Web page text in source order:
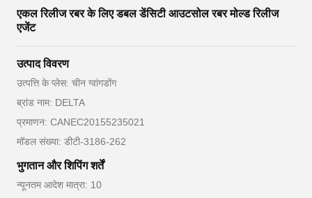
एकल रिलीज रबर के लिए डबल डेंसिटी आउटसोल रबर मोल्ड रिलीज
एजेंट
उत्पाद विवरण
उत्पत्ति के प्लेस: चीन ग्वांगडोंग
ब्रांड नाम: DELTA
प्रमाणन: CANEC20155235021
मॉडल संख्या: डीटी-3186-262
भुगतान और शिपिंग शर्तें
न्यूनतम आदेश मात्रा: 10